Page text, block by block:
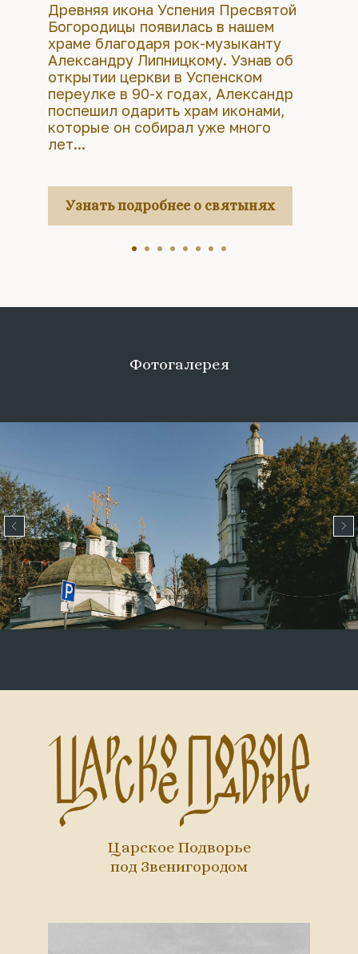
Древняя икона Успения Пресвятой
Богородицы появилась в нашем
храме благодаря рок-музыканту
Александру Липницкому. Узнав об
открытии церкви в Успенском
переулке в 90-х годах, Александр
поспешил одарить храм иконами,
которые он собирал уже много
лет...
Узнать подробнее о святынях
Фотогалерея
Царское Подворье
под Звенигородом